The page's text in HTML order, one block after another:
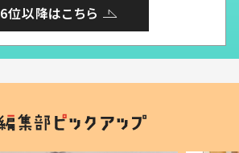
6位以降はこちら